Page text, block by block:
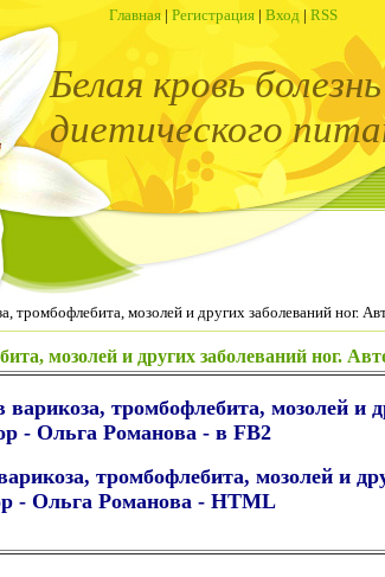
Главная | Регистрация | Вход | RSS
Белая кровь
диетического
тромбофлебита, мозолей и других заболеваний ног.
мозолей и других заболеваний ног.
тромбофлебита, мозолей и
- Ольга Романова - в FB2
тромбофлебита, мозолей и
- Ольга Романова - HTML